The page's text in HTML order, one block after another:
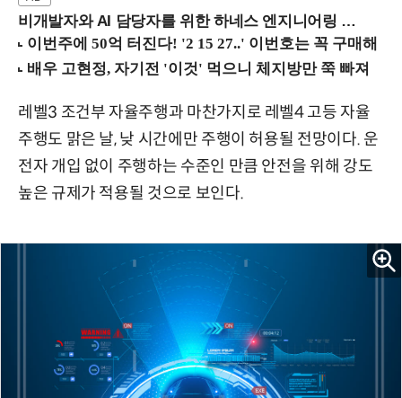
비개발자와 AI 담당자를 위한 하네스 엔지니어링 입문과정 (8/20 신논현역)
레벨3 조건부 자율주행과 마찬가지로 레벨4 고등 자율
주행도 맑은 날, 낮 시간에만 주행이 허용될 전망이다. 운
전자 개입 없이 주행하는 수준인 만큼 안전을 위해 강도
높은 규제가 적용될 것으로 보인다.